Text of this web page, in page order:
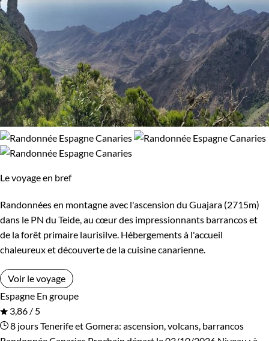
Le voyage en bref
Randonnées en montagne avec l'ascension du Guajara (2715m)
dans le PN du Teide, au cœur des impressionnants barrancos et
de la forêt primaire laurisilve. Hébergements à l'accueil
chaleureux et découverte de la cuisine canarienne.
Voir le voyage
Espagne En groupe
3,86 / 5
8 joursTenerife et Gomera: ascension, volcans, barrancos